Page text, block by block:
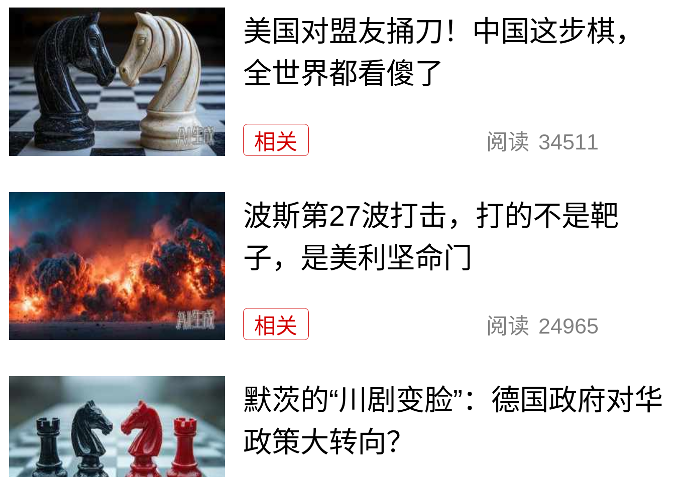
美国对盟友捅刀！中国这步棋，
全世界都看傻了
相关 阅读 34511
波斯第27波打击，打的不是靶
子，是美利坚命门
相关 阅读 24965
默茨的“川剧变脸”：德国政府对华
政策大转向？